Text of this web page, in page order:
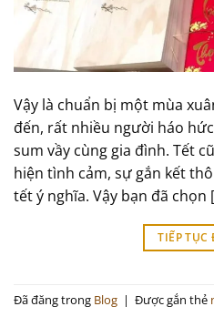
Vậy là chuẩn bị một mùa
đến, rất nhiều người háo
sum vầy cùng gia đình. Tết
hiện tình cảm, sự gắn kết
tết ý nghĩa. Vậy bạn đã chọn
TIẾP TỤC
Đã đăng trong Blog | Được gắn thẻ